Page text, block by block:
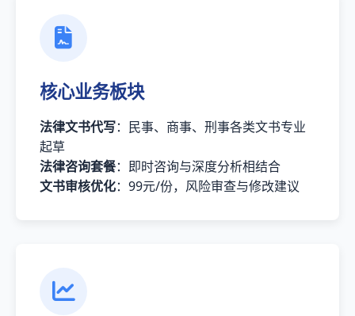
核心业务板块
法律文书代写：民事、商事、刑事各类文书专业
起草
法律咨询套餐：即时咨询与深度分析相结合
文书审核优化：99元/份，风险审查与修改建议